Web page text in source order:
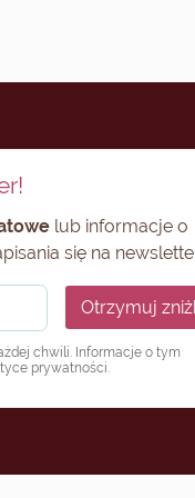
lub informacje o
się na
Otrzymuj
chwili. Informacje o tym
prywatności.